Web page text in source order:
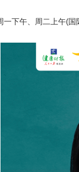
一下午、周二上午(